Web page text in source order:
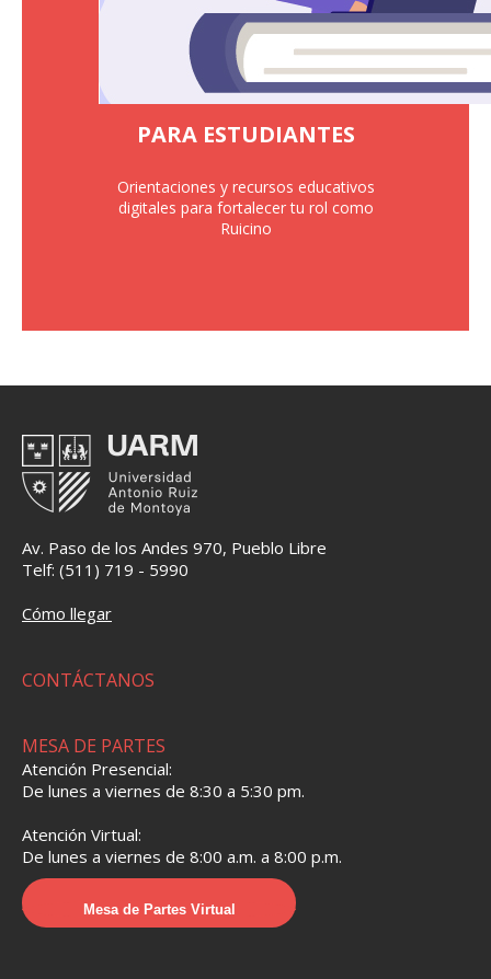
PARA ESTUDIANTES
Orientaciones y recursos educativos
digitales para fortalecer tu rol como
Ruicino
Av. Paso de los Andes 970, Pueblo Libre
Telf: (511) 719 - 5990
Cómo llegar
CONTÁCTANOS
MESA DE PARTES
Atención Presencial:
De lunes a viernes de 8:30 a 5:30 pm.
Atención Virtual:
De lunes a viernes de 8:00 a.m. a 8:00 p.m.
Mesa de Partes Virtual